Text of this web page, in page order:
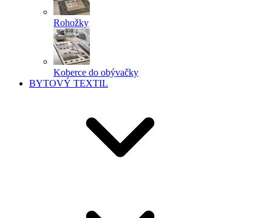
Rohožky
Koberce do obývačky
BYTOVÝ TEXTIL